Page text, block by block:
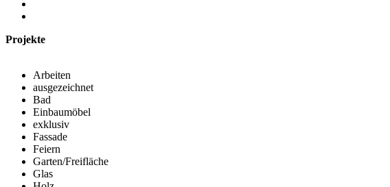
Projekte
Arbeiten
ausgezeichnet
Bad
Einbaumöbel
exklusiv
Fassade
Feiern
Garten/Freifläche
Glas